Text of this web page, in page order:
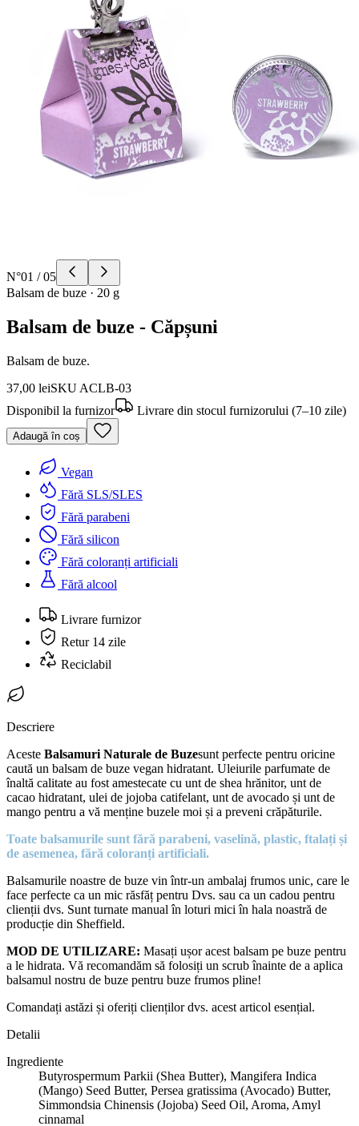
N°01 /05
Balsam de buze · 20 g
Balsam de buze - Căpșuni
Balsam de buze.
37,00 leiSKU ACLB-03
Disponibil la furnizor
Livrare din stocul furnizorului (7–10 zile)
Adaugă în coș
Vegan
Fără SLS/SLES
Fără parabeni
Fără silicon
Fără coloranți artificiali
Fără alcool
Livrare furnizor
Retur 14 zile
Reciclabil
Descriere
Aceste Balsamuri Naturale de Buzesunt perfecte pentru oricine
caută un balsam de buze vegan hidratant. Uleiurile parfumate de
înaltă calitate au fost amestecate cu unt de shea hrănitor, unt de
cacao hidratant, ulei de jojoba catifelant, unt de avocado și unt de
mango pentru a vă menține buzele moi și a preveni crăpăturile.
Toate balsamurile sunt fără parabeni, vaselină, plastic, ftalați și
de asemenea, fără coloranți artificiali.
Balsamurile noastre de buze vin într-un ambalaj frumos unic, care le
face perfecte ca un mic răsfăț pentru Dvs. sau ca un cadou pentru
clienții dvs. Sunt turnate manual în loturi mici în hala noastră de
producție din Sheffield.
MOD DE UTILIZARE: Masați ușor acest balsam pe buze pentru
a le hidrata. Vă recomandăm să folosiți un scrub înainte de a aplica
balsamul nostru de buze pentru buze frumos pline!
Comandați astăzi și oferiți clienților dvs. acest articol esențial.
Detalii
Ingrediente
Butyrospermum Parkii (Shea Butter), Mangifera Indica
(Mango) Seed Butter, Persea gratissima (Avocado) Butter,
Simmondsia Chinensis (Jojoba) Seed Oil, Aroma, Amyl
cinnamal